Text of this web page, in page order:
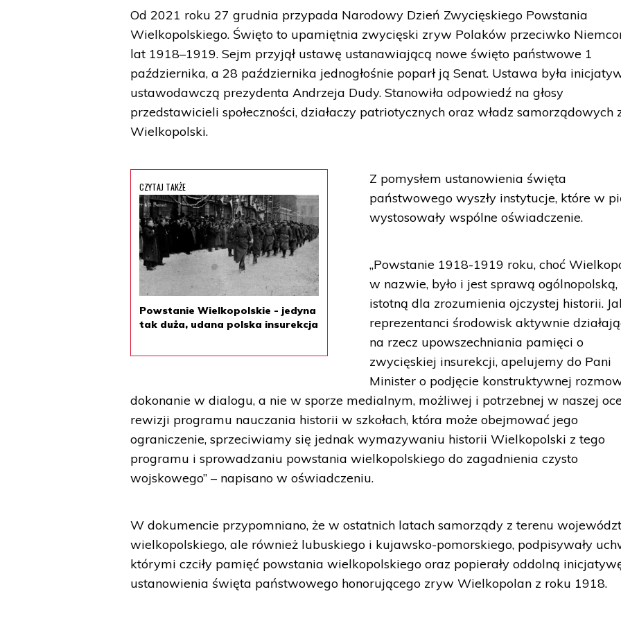
Od 2021 roku 27 grudnia przypada Narodowy Dzień Zwycięskiego Powstania
Wielkopolskiego. Święto to upamiętnia zwycięski zryw Polaków przeciwko
lat 1918–1919. Sejm przyjął ustawę ustanawiającą nowe święto państwowe 1
października, a 28 października jednogłośnie poparł ją Senat. Ustawa była
ustawodawczą prezydenta Andrzeja Dudy. Stanowiła odpowiedź na głosy
przedstawicieli społeczności, działaczy patriotycznych oraz władz samorządowych
Wielkopolski.
CZYTAJ TAKŻE
Powstanie Wielkopolskie - jedyna
tak duża, udana polska insurekcja
Z pomysłem ustanowienia święta
państwowego wyszły instytucje, które w
wystosowały wspólne oświadczenie.
„Powstanie 1918-1919 roku, choć
w nazwie, było i jest sprawą ogólnopolską,
istotną dla zrozumienia ojczystej historii.
reprezentanci środowisk aktywnie
na rzecz upowszechniania pamięci o
zwycięskiej insurekcji, apelujemy do Pani
Minister o podjęcie konstruktywnej
dokonanie w dialogu, a nie w sporze medialnym, możliwej i potrzebnej w naszej
rewizji programu nauczania historii w szkołach, która może obejmować jego
ograniczenie, sprzeciwiamy się jednak wymazywaniu historii Wielkopolski z tego
programu i sprowadzaniu powstania wielkopolskiego do zagadnienia czysto
wojskowego” – napisano w oświadczeniu.
W dokumencie przypomniano, że w ostatnich latach samorządy z terenu
wielkopolskiego, ale również lubuskiego i kujawsko-pomorskiego, podpisywały
którymi czciły pamięć powstania wielkopolskiego oraz popierały oddolną
ustanowienia święta państwowego honorującego zryw Wielkopolan z roku 1918.